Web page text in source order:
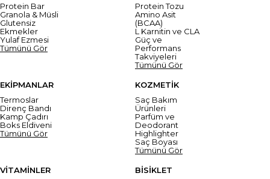
Protein Bar
Granola & Müsli
Glutensiz
Ekmekler
Yulaf Ezmesi
Tümünü Gör
Protein Tozu
Amino Asit
(BCAA)
L Karnitin ve CLA
Güç ve
Performans
Takviyeleri
Tümünü Gör
EKİPMANLAR
Termoslar
Direnç Bandı
Kamp Çadırı
Boks Eldiveni
Tümünü Gör
KOZMETİK
Saç Bakım
Ürünleri
Parfüm ve
Deodorant
Highlighter
Saç Boyası
Tümünü Gör
VİTAMİNLER
BİSİKLET